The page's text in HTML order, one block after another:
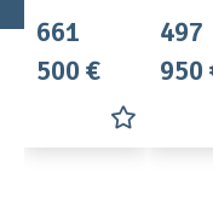
661
500 €
497
950